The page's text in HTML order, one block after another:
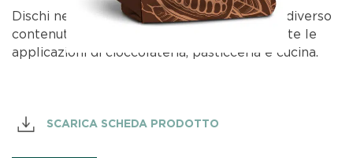
Dischi nei gusti fondente, latte, bianco, con diverso
contenuto di burro di cacao e cacao, per tutte le
applicazioni di cioccolateria, pasticceria e cucina.
SCARICA SCHEDA PRODOTTO